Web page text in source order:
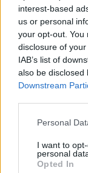
interest-based
us or personal
your opt-out. You
disclosure of
IAB’s list of
also be disclosed
Downstream
Personal
I want to
personal
Opted In
14:42
Visszavonul a
kapus
13:39
Csíkszereda